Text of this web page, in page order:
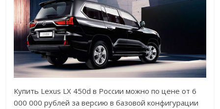
Купить Lexus LX 450d в России можно по цене от 6
000 000 рублей за версию в базовой конфигурации